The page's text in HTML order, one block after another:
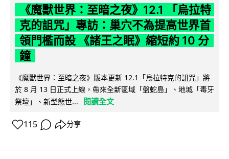
《魔獸世界：至暗之夜》12.1 「烏拉特
克的詛咒」專訪：巢穴不為提高世界首
領門檻而設 《諸王之眠》縮短約 10 分
鐘
《魔獸世界：至暗之夜》版本更新 12.1「烏拉特克的詛咒」將
於 8 月 13 日正式上線，帶來全新區域「盤蛇島」、地城「毒牙
祭壇」、新型態世...
閱讀全文
115 分享